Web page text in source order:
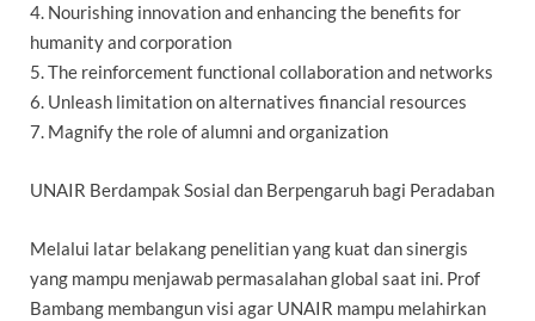
4. Nourishing innovation and enhancing the benefits for
humanity and corporation
5. The reinforcement functional collaboration and networks
6. Unleash limitation on alternatives financial resources
7. Magnify the role of alumni and organization
UNAIR Berdampak Sosial dan Berpengaruh bagi Peradaban
Melalui latar belakang penelitian yang kuat dan sinergis
yang mampu menjawab permasalahan global saat ini. Prof
Bambang membangun visi agar UNAIR mampu melahirkan